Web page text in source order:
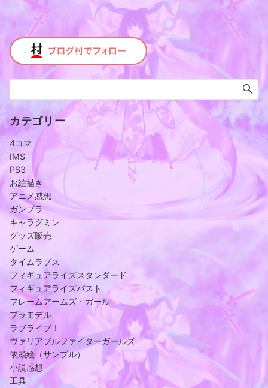
カテゴリー
4コマ
IMS
PS3
お絵描き
アニメ感想
ガンプラ
キャラグミン
グッズ販売
ゲーム
タイムラプス
フィギュアライズスタンダード
フィギュアライズバスト
フレームアームズ・ガール
プラモデル
ラブライブ！
ヴァリアブルファイターガールズ
依頼絵（サンプル）
小説感想
工具